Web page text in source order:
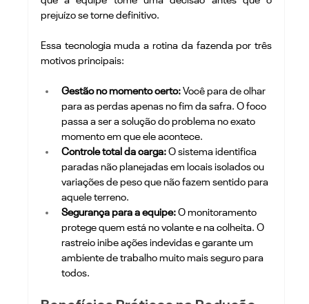
prejuízo se torne definitivo.
Essa tecnologia muda a rotina da fazenda por três
motivos principais:
Gestão no momento certo: Você para de olhar
para as perdas apenas no fim da safra. O foco
passa a ser a solução do problema no exato
momento em que ele acontece.
Controle total da carga: O sistema identifica
paradas não planejadas em locais isolados ou
variações de peso que não fazem sentido para
aquele terreno.
Segurança para a equipe: O monitoramento
protege quem está no volante e na colheita. O
rastreio inibe ações indevidas e garante um
ambiente de trabalho muito mais seguro para
todos.